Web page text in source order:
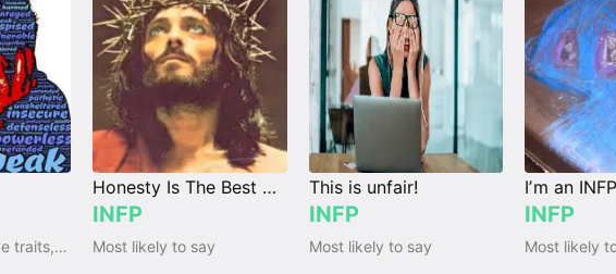
Most likely to have traits, qualities and emotions
Honesty Is The Best Policy
INFP
Most likely to say
This is unfair!
INFP
Most likely to say
INFP
Most likely